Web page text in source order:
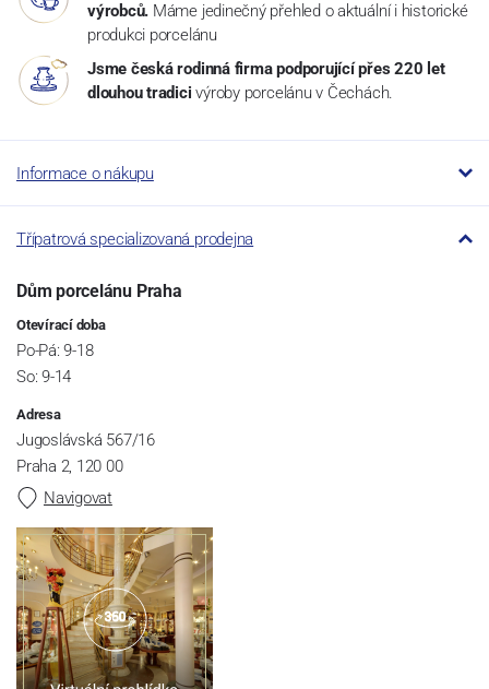
výrobců. Máme jedinečný přehled o aktuální i historické
produkci porcelánu
Jsme česká rodinná firma podporující přes 220 let
dlouhou tradici výroby porcelánu v Čechách.
Informace o nákupu
Třípatrová specializovaná prodejna
Dům porcelánu Praha
Otevírací doba
Po-Pá: 9-18
So: 9-14
Adresa
Jugoslávská 567/16
Praha 2, 120 00
Navigovat